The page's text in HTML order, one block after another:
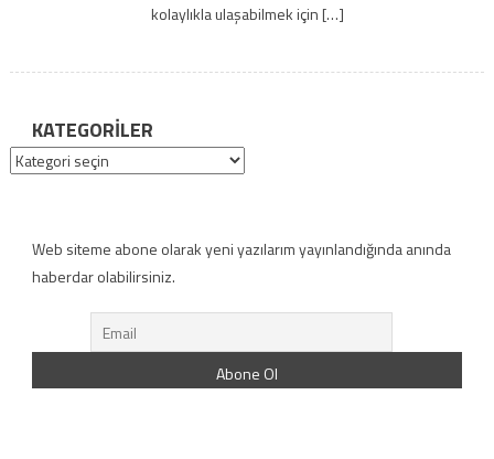
kolaylıkla ulaşabilmek için […]
KATEGORILER
Kategoriler
Web siteme abone olarak yeni yazılarım yayınlandığında anında
haberdar olabilirsiniz.